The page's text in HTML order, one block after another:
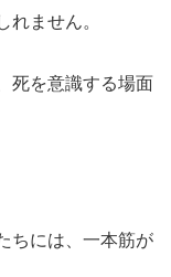
れません。
死を意識する場面
ちには、一本筋が